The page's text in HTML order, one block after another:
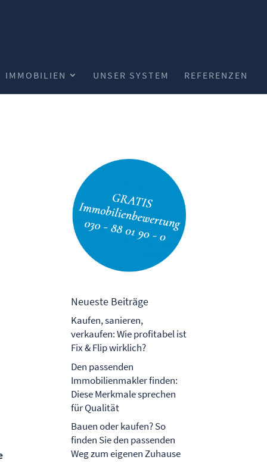
IMMOBILIEN UNSER SYSTEM REFERENZEN
Neueste Beiträge
Kaufen, sanieren,
verkaufen: Wie profitabel ist
Fix & Flip wirklich?
Den passenden
Immobilienmakler finden:
Diese Merkmale sprechen
für Qualität
Bauen oder kaufen? So
finden Sie den passenden
Weg zum eigenen Zuhause